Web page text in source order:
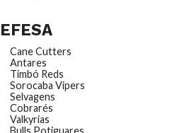
Cane Cutters
Antares
Timbó Reds
Sorocaba Vipers
Selvagens
Cobrarés
Valkyrias
Bulls Potiguares